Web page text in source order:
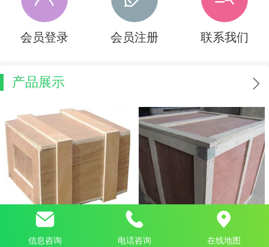
会员登录 会员注册 联系我们
产品展示
天津出口木箱 天津钢边木箱
信息咨询 电话咨询 在线地图